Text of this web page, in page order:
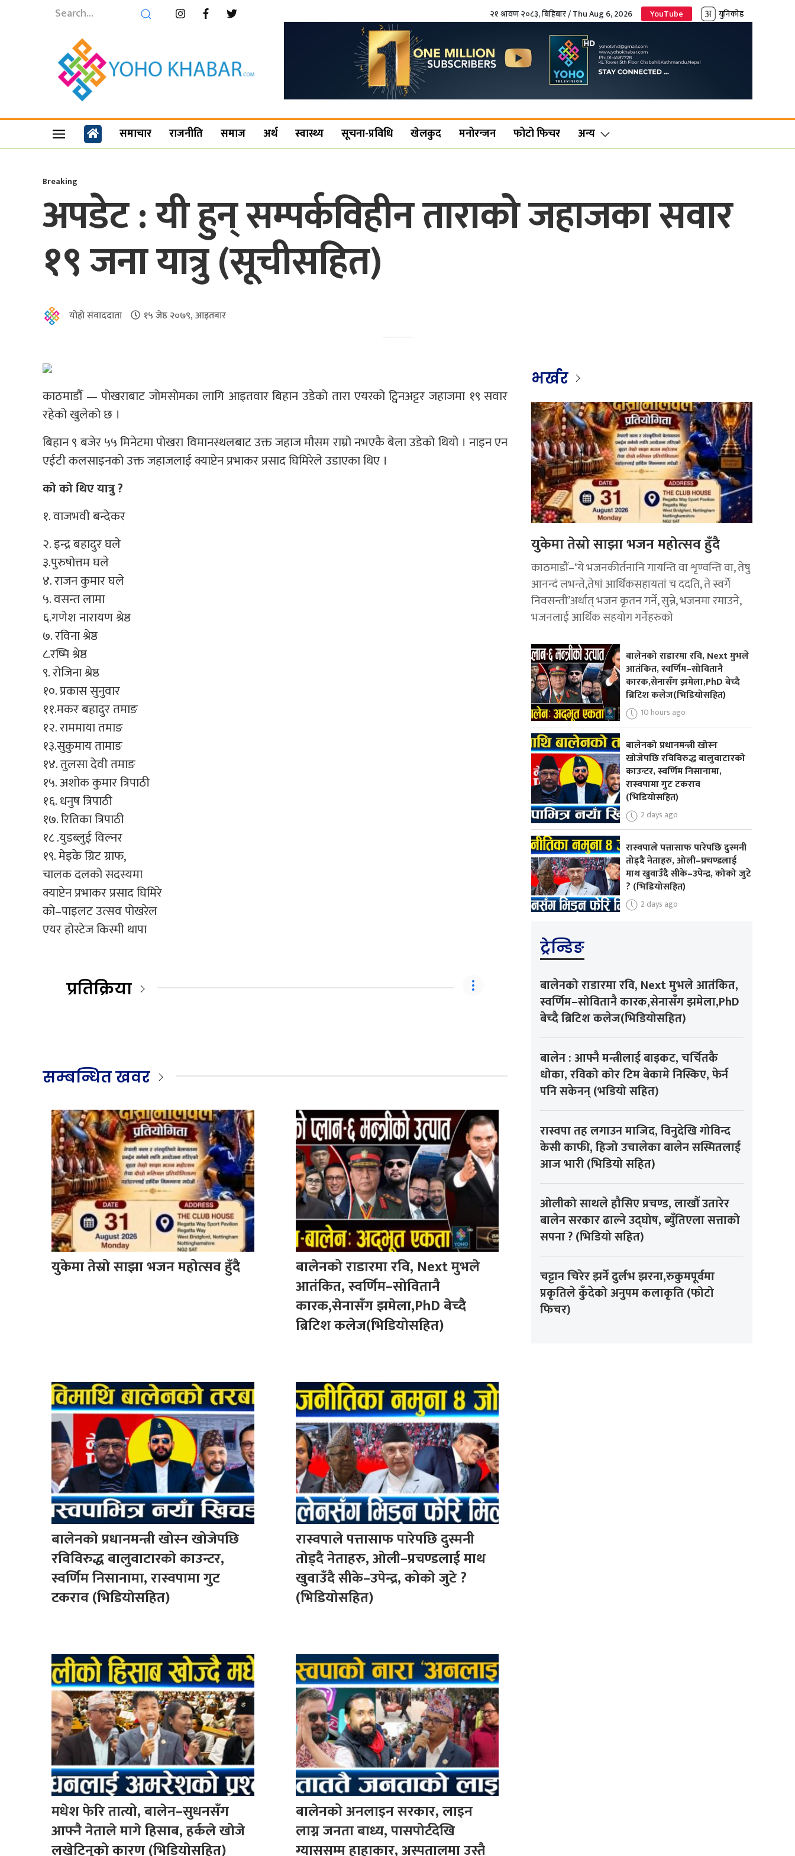
२१ श्रावण २०८३, बिहिबार / Thu Aug 6, 2026 YouTube युनिकोड
समाचार राजनीति समाज अर्थ स्वास्थ्य सूचना-प्रविधि खेलकुद मनोरन्जन फोटो फिचर अन्य
Breaking
अपडेट : यी हुन् सम्पर्कविहीन ताराको जहाजका सवार
१९ जना यात्रु (सूचीसहित)
योहो संवाददाता १५ जेष्ठ २०७९, आइतबार
काठमाडौँ — पोखराबाट जोमसोमका लागि आइतवार बिहान उडेको तारा एयरको ट्विनअट्टर जहाजमा १९ सवार
रहेको खुलेको छ ।
बिहान ९ बजेर ५५ मिनेटमा पोखरा विमानस्थलबाट उक्त जहाज मौसम राम्रो नभएकै बेला उडेको थियो । नाइन एन
एईटी कलसाइनको उक्त जहाजलाई क्याप्टेन प्रभाकर प्रसाद घिमिरेले उडाएका थिए ।
को को थिए यात्रु ?
१. वाजभवी बन्देकर
२. इन्द्र बहादुर घले
३.पुरुषोत्तम घले
४. राजन कुमार घले
५. वसन्त लामा
६.गणेश नारायण श्रेष्ठ
७. रविना श्रेष्ठ
८.रष्मि श्रेष्ठ
९. रोजिना श्रेष्ठ
१०. प्रकास सुनुवार
११.मकर बहादुर तमाङ
१२. राममाया तमाङ
१३.सुकुमाय तामाङ
१४. तुलसा देवी तमाङ
१५. अशोक कुमार त्रिपाठी
१६. धनुष त्रिपाठी
१७. रितिका त्रिपाठी
१८ .युडब्लुई विल्नर
१९. मेइके ग्रिट ग्राफ,
चालक दलको सदस्यमा
क्याप्टेन प्रभाकर प्रसाद घिमिरे
को–पाइलट उत्सव पोखरेल
एयर होस्टेज किस्मी थापा
प्रतिक्रिया
सम्बन्धित खवर
युकेमा तेस्रो साझा भजन महोत्सव हुँदै
बालेनको राडारमा रवि, Next मुभले
आतंकित, स्वर्णिम–सोवितानै
कारक,सेनासँग झमेला,PhD बेच्दै
ब्रिटिश कलेज(भिडियोसहित)
बालेनको प्रधानमन्त्री खोस्न खोजेपछि
रविविरुद्ध बालुवाटारको काउन्टर,
स्वर्णिम निसानामा, रास्वपामा गुट
टकराव (भिडियोसहित)
रास्वपाले पत्तासाफ पारेपछि दुस्मनी
तोड्दै नेताहरु, ओली–प्रचण्डलाई माथ
खुवाउँदै सीके–उपेन्द्र, कोको जुटे ?
(भिडियोसहित)
मधेश फेरि तात्यो, बालेन–सुधनसँग
आफ्नै नेताले मागे हिसाब, हर्कले खोजे
लखेटिनुको कारण (भिडियोसहित)
बालेनको अनलाइन सरकार, लाइन
लाग्न जनता बाध्य, पासपोर्टदेखि
ग्याससम्म हाहाकार, अस्पतालमा उस्तै
भर्खर
युकेमा तेस्रो साझा भजन महोत्सव हुँदै
काठमाडौं–‘ये भजनकीर्तनानि गायन्ति वा शृण्वन्ति वा, तेषु
आनन्दं लभन्ते,तेषां आर्थिकसहायतां च ददति, ते स्वर्गे
निवसन्ती’अर्थात् भजन कृतन गर्ने, सुन्ने, भजनमा रमाउने,
भजनलाई आर्थिक सहयोग गर्नेहरुको
बालेनको राडारमा रवि, Next मुभले
आतंकित, स्वर्णिम–सोवितानै
कारक,सेनासँग झमेला,PhD बेच्दै
ब्रिटिश कलेज(भिडियोसहित)
10 hours ago
बालेनको प्रधानमन्त्री खोस्न
खोजेपछि रविविरुद्ध बालुवाटारको
काउन्टर, स्वर्णिम निसानामा,
रास्वपामा गुट टकराव
(भिडियोसहित)
2 days ago
रास्वपाले पत्तासाफ पारेपछि दुस्मनी
तोड्दै नेताहरु, ओली–प्रचण्डलाई
माथ खुवाउँदै सीके–उपेन्द्र, कोको जुटे
? (भिडियोसहित)
2 days ago
ट्रेन्डिङ
बालेनको राडारमा रवि, Next मुभले आतंकित,
स्वर्णिम–सोवितानै कारक,सेनासँग झमेला,PhD
बेच्दै ब्रिटिश कलेज(भिडियोसहित)
बालेन : आफ्नै मन्त्रीलाई बाइकट, चर्चितकै
धोका, रविको कोर टिम बेकामे निस्किए, फेर्न
पनि सकेनन् (भडियो सहित)
रास्वपा तह लगाउन माजिद, विनुदेखि गोविन्द
केसी काफी, हिजो उचालेका बालेन सस्मितलाई
आज भारी (भिडियो सहित)
ओलीको साथले हौसिए प्रचण्ड, लाखौँ उतारेर
बालेन सरकार ढाल्ने उद्घोष, ब्युँतिएला सत्ताको
सपना ? (भिडियो सहित)
चट्टान चिरेर झर्ने दुर्लभ झरना,रुकुमपूर्वमा
प्रकृतिले कुँदेको अनुपम कलाकृति (फोटो
फिचर)